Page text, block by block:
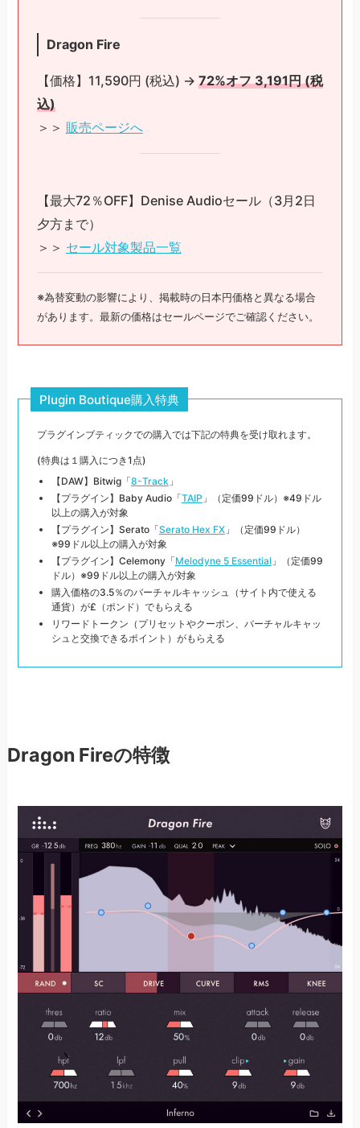
Dragon Fire
【価格】11,590円 (税込) → 72%オフ 3,191円 (税
込)
＞＞ 販売ページへ
【最大72％OFF】Denise Audioセール（3月2日
夕方まで）
＞＞ セール対象製品一覧
※為替変動の影響により、掲載時の日本円価格と異なる場合
があります。最新の価格はセールページでご確認ください。
Plugin Boutique購入特典
プラグインブティックでの購入では下記の特典を受け取れます。
(特典は１購入につき1点)
【DAW】Bitwig「8-Track」
【プラグイン】Baby Audio「TAIP 」（定価99ドル）※49ドル
以上の購入が対象
【プラグイン】Serato「Serato Hex FX」（定価99ドル）
※99ドル以上の購入が対象
【プラグイン】Celemony「Melodyne 5 Essential」（定価99
ドル）※99ドル以上の購入が対象
購入価格の3.5％のバーチャルキャッシュ（サイト内で使える
通貨）が£（ポンド）でもらえる
リワードトークン（プリセットやクーポン、バーチャルキャッ
シュと交換できるポイント）がもらえる
Dragon Fireの特徴